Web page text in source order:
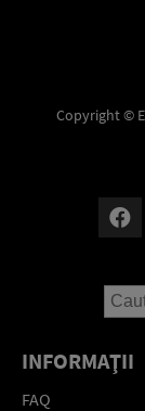
Copyright ©
INFORMAŢII
FAQ